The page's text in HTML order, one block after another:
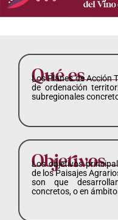
Qué es
Los Planes de Acción
de ordenación
subregionales
Objetivos
Los objetivos
de los Paisajes
son que
concretos, o en